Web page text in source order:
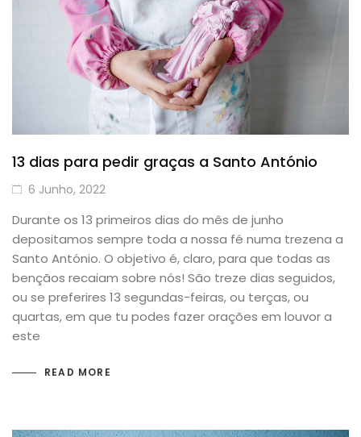
13 dias para pedir graças a Santo António
6 Junho, 2022
Durante os 13 primeiros dias do mês de junho
depositamos sempre toda a nossa fé numa trezena a
Santo António. O objetivo é, claro, para que todas as
bençãos recaiam sobre nós! São treze dias seguidos,
ou se preferires 13 segundas-feiras, ou terças, ou
quartas, em que tu podes fazer orações em louvor a
este
READ MORE